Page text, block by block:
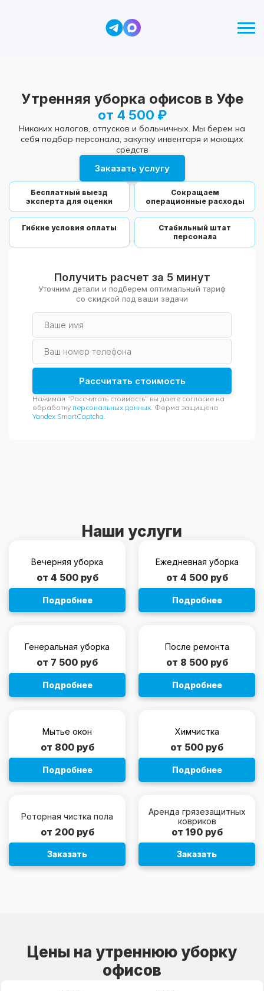
Утренняя уборка офисов в Уфе
от 4 500 ₽
Никаких налогов, отпусков и больничных. Мы берем на
себя подбор персонала, закупку инвентаря и моющих
средств
Заказать услугу
Бесплатный выезд
эксперта для оценки
Сокращаем
операционные расходы
Гибкие условия оплаты
Стабильный штат
персонала
Получить расчет за 5 минут
Уточним детали и подберем оптимальный тариф
со скидкой под ваши задачи
Ваше имя
Ваш номер телефона
Рассчитать стоимость
Нажимая “Рассчитать стоимость” вы даете согласие на
обработку персональных данных. Форма защищена
Yandex SmartCaptcha.
Наши услуги
Вечерняя уборка
от 4 500 руб
Подробнее
Ежедневная уборка
от 4 500 руб
Подробнее
Генеральная уборка
от 7 500 руб
Подробнее
После ремонта
от 8 500 руб
Подробнее
Мытье окон
от 800 руб
Подробнее
Химчистка
от 500 руб
Подробнее
Роторная чистка пола
от 200 руб
Заказать
Аренда грязезащитных
ковриков
от 190 руб
Заказать
Цены на утреннюю уборку
офисов